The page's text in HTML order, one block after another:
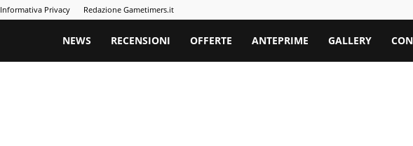
Informativa Privacy Redazione Gametimers.it
Gametimers
NEWS RECENSIONI OFFERTE ANTEPRIME GALLERY